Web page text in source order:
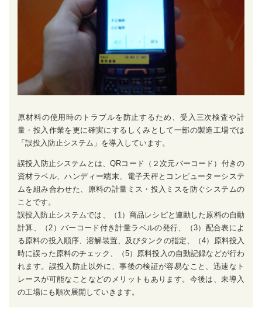
原材料の使用時のトラブルを防止するため、受入三次検査や計
量・投入作業を更に確実にするしくみとして一部の製造工場では
「誤投入防止システム」を導入しています。
誤投入防止システムとは、QRコード（２次元バーコード）付きの
資材ラベル、ハンディー端末、電子天秤とコンピューターシステ
ムを組み合わせた、原料の計量ミス・投入ミスを防ぐシステムの
ことです。
誤投入防止システムでは、（1）商品レシピと連動した原料の自動
計算、（2）バーコード付き計量ラベルの発行、（3）配合表によ
る原料の投入順序、溶解装置、及びタンクの指定、（4）原料投入
時に誤った原料のチェック、（5）原料投入の自動記録などが行わ
れます。誤投入防止以外に、事後の検証が容易なこと、迅速なト
レースが可能なことなどのメリットもあります。今後は、未導入
の工場にも順次展開していきます。